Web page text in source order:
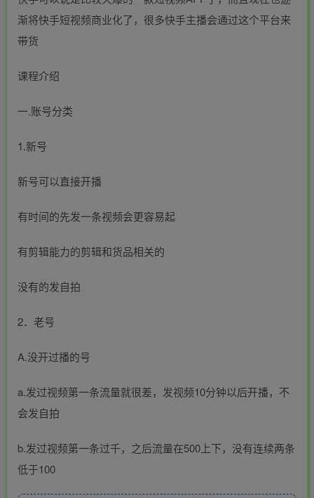
渐将快手短视频商业化了，很多快手主播会通过这个平台来
带货
课程介绍
一.账号分类
1.新号
新号可以直接开播
有时间的先发一条视频会更容易起
有剪辑能力的剪辑和货品相关的
没有的发自拍
2．老号
A.没开过播的号
a.发过视频第一条流量就很差，发视频10分钟以后开播，不
会发自拍
b.发过视频第一条过千，之后流量在500上下，没有连续两条
低于100